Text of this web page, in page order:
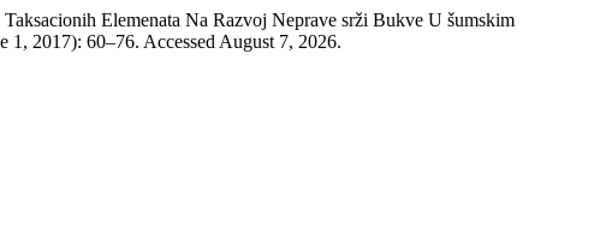
Elemenata Na Razvoj Neprave srži Bukve U šumskim
1, 2017): 60–76. Accessed August 7, 2026.